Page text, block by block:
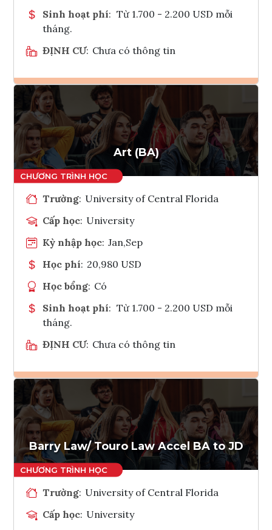
Sinh hoạt phí: Từ 1.700 - 2.200 USD mỗi
tháng.
ĐỊNH CƯ: Chưa có thông tin
Ghi danh
Tham vấn Interlink
Art (BA)
Trường: University of Central Florida
Cấp học: University
Kỳ nhập học: Jan,Sep
Học phí: 20,980 USD
Học bổng: Có
Sinh hoạt phí: Từ 1.700 - 2.200 USD mỗi
tháng.
ĐỊNH CƯ: Chưa có thông tin
Ghi danh
Tham vấn Interlink
Barry Law/ Touro Law Accel BA to JD
Trường: University of Central Florida
Cấp học: University